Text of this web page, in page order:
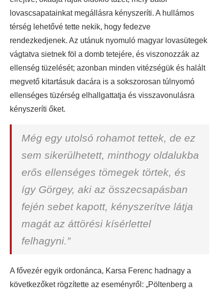
lovascsapatainkat megállásra kényszeríti. A hullámos
térség lehetővé tette nekik, hogy fedezve
rendezkedjenek. Az utánuk nyomuló magyar lovasütegek
vágtatva sietnek föl a domb tetejére, és viszonozzák az
ellenség tüzelését; azonban minden vitézségük és halált
megvető kitartásuk dacára is a sokszorosan túlnyomó
ellenséges tüzérség elhallgattatja és visszavonulásra
kényszeríti őket.
Még egy utolsó rohamot tettek, de ez
sem sikerülhetett, minthogy oldalukba
erős ellenséges tömegek törtek, és
így Görgey, aki az összecsapásban
fején sebet kapott, kényszerítve látja
magát az áttörési kísérlettel
felhagyni.”
A fővezér egyik ordonánca, Karsa Ferenc hadnagy a
következőket rögzítette az eseményről: „Pöltenberg a